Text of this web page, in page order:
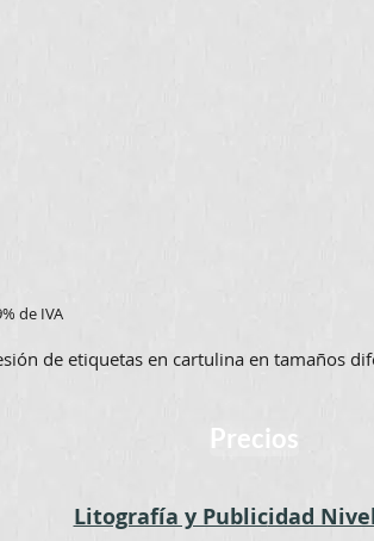
de IVA
de etiquetas en cartulina en tamaños
Precios
Litografía y Publicidad